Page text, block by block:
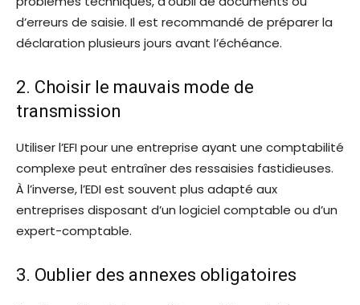
d’erreurs de saisie. Il est recommandé de préparer la
déclaration plusieurs jours avant l’échéance.
2. Choisir le mauvais mode de
transmission
Utiliser l’EFI pour une entreprise ayant une comptabilité
complexe peut entraîner des ressaisies fastidieuses.
À l’inverse, l’EDI est souvent plus adapté aux
entreprises disposant d’un logiciel comptable ou d’un
expert-comptable.
3. Oublier des annexes obligatoires